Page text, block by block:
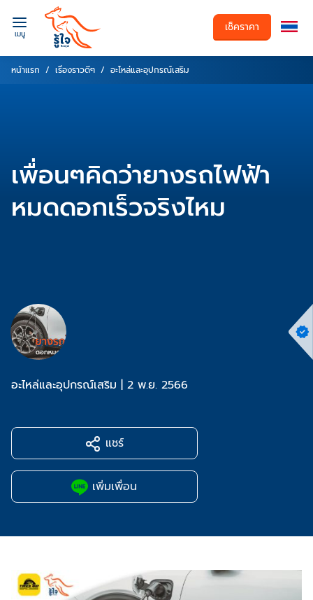
เมนู เช็คราคา
หน้าแรก เรื่องราวดีๆ อะไหล่และอุปกรณ์เสริม
เพื่อนๆคิดว่ายางรถไฟฟ้า
หมดดอกเร็วจริงไหม
อะไหล่และอุปกรณ์เสริม | 2 พ.ย. 2566
แชร์
เพิ่มเพื่อน